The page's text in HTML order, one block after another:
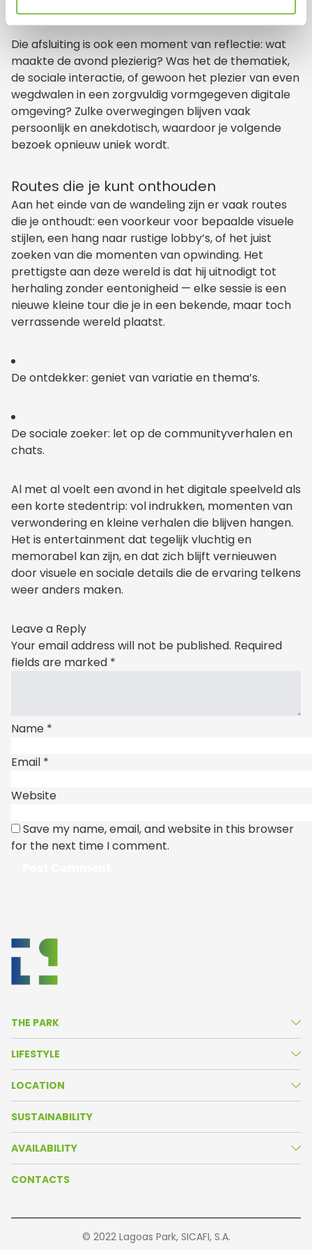
Die afsluiting is ook een moment van reflectie: wat
maakte de avond plezierig? Was het de thematiek,
de sociale interactie, of gewoon het plezier van even
wegdwalen in een zorgvuldig vormgegeven digitale
omgeving? Zulke overwegingen blijven vaak
persoonlijk en anekdotisch, waardoor je volgende
bezoek opnieuw uniek wordt.
Routes die je kunt onthouden
Aan het einde van de wandeling zijn er vaak routes
die je onthoudt: een voorkeur voor bepaalde visuele
stijlen, een hang naar rustige lobby’s, of het juist
zoeken van die momenten van opwinding. Het
prettigste aan deze wereld is dat hij uitnodigt tot
herhaling zonder eentonigheid — elke sessie is een
nieuwe kleine tour die je in een bekende, maar toch
verrassende wereld plaatst.
De ontdekker: geniet van variatie en thema’s.
De sociale zoeker: let op de communityverhalen en
chats.
Al met al voelt een avond in het digitale speelveld als
een korte stedentrip: vol indrukken, momenten van
verwondering en kleine verhalen die blijven hangen.
Het is entertainment dat tegelijk vluchtig en
memorabel kan zijn, en dat zich blijft vernieuwen
door visuele en sociale details die de ervaring telkens
weer anders maken.
Leave a Reply
Your email address will not be published. Required
fields are marked *
Name *
Email *
Website
Save my name, email, and website in this browser
for the next time I comment.
THE PARK
About Us
Life in the Park
Resident Companies
Our Partners
LIFESTYLE
News
Agenda
LOCATION
Park Map
Oeiras Valley
SUSTAINABILITY
AVAILABILITY
Brochure
CONTACTS
© 2022 Lagoas Park, SICAFI, S.A.